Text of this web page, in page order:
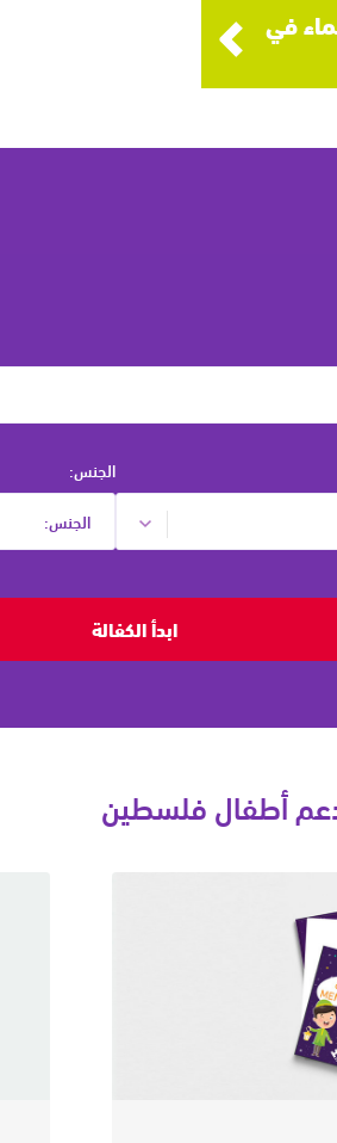
في
الجنس:
ابدأ الكفالة
أطفال فلسطين